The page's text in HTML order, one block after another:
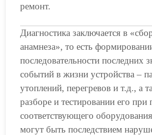
ремонт.
Диагностика заключается в
анамнеза», то есть
последовательности последних
событий в жизни устройства –
утоплений, перегревов и т.д., а
разборе и тестировании его
соответствующего
могут быть последствием